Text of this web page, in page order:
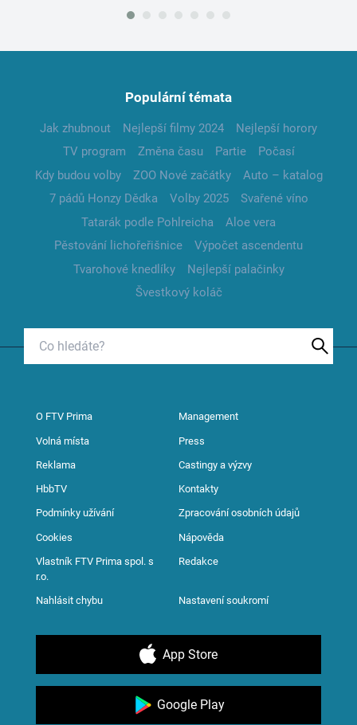
Populární témata
Jak zhubnout Nejlepší filmy 2024
Nejlepší horory
TV program
Změna času Partie
Počasí
Kdy budou volby
ZOO Nové začátky
Auto – katalog
7 pádů Honzy Dědka
Volby 2025
Svařené víno
Tatarák podle Pohlreicha
Aloe vera
Pěstování lichořeřišnice
Výpočet ascendentu
Tvarohové knedlíky
Nejlepší palačinky
Švestkový koláč
O FTV Prima Management
Volná místa Press
Reklama Castingy a výzvy
HbbTV Kontakty
Podmínky užívání Zpracování osobních údajů
Cookies Nápověda
Vlastník FTV Prima spol. s
r.o.
Redakce
Nahlásit chybu Nastavení soukromí
App Store
Google Play